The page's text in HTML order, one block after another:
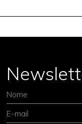
Nome
E-mail